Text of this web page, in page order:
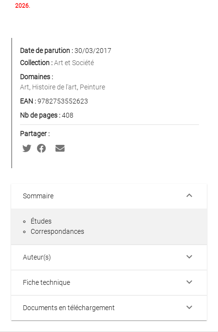
2026.
Date de parution :30/03/2017
Collection :Art et Société
Domaines :
Art, Histoire de l'art, Peinture
EAN :9782753552623
Nb de pages :408
Partager :
Sommaire keyboard_arrow_down
Études
Correspondances
Auteur(s) keyboard_arrow_down
Fiche technique keyboard_arrow_down
Documents en téléchargement keyboard_arrow_down